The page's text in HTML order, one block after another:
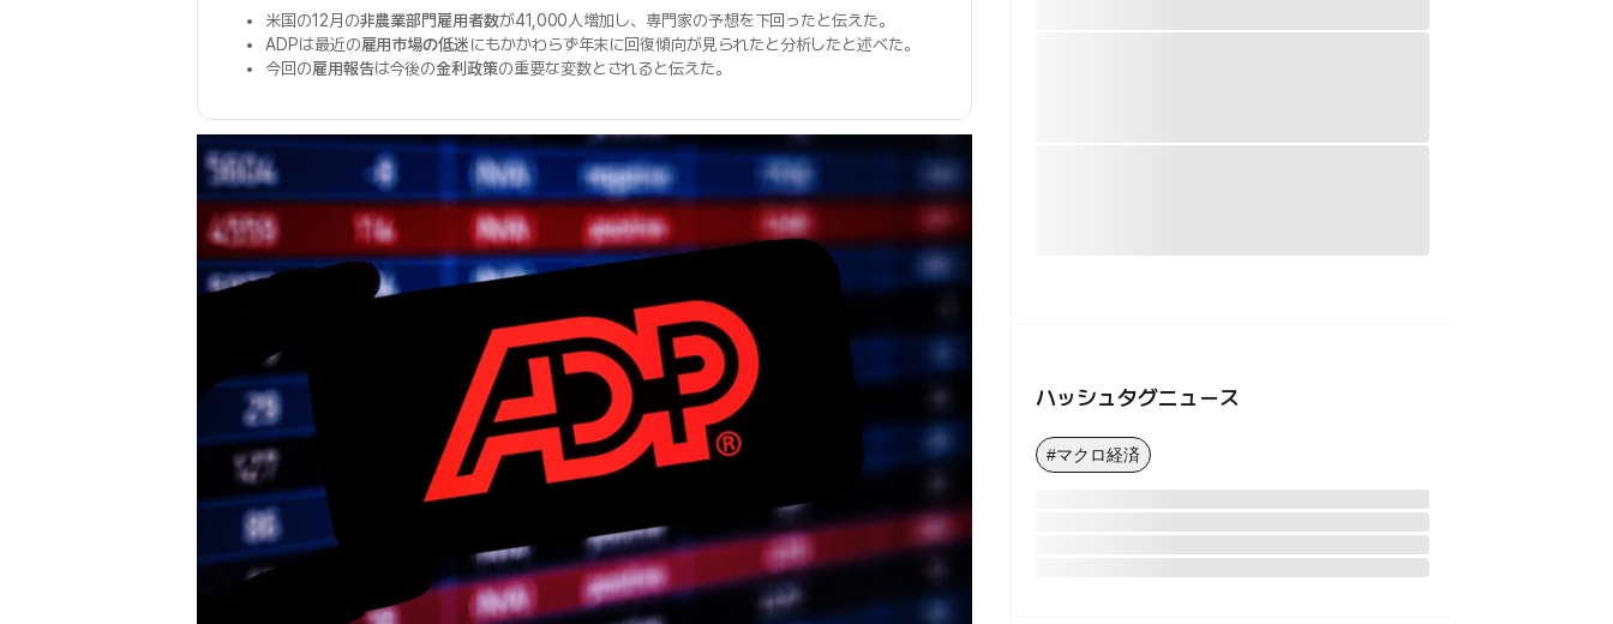
米国の12月の非農業部門雇用者数が41,000人増加し、専門家の予想を下回ったと伝えた。
ADPは最近の雇用市場の低迷にもかかわらず年末に回復傾向が見られたと分析したと述べた。
今回の雇用報告は今後の金利政策の重要な変数とされると伝えた。
ハッシュタグニュース
#マクロ経済